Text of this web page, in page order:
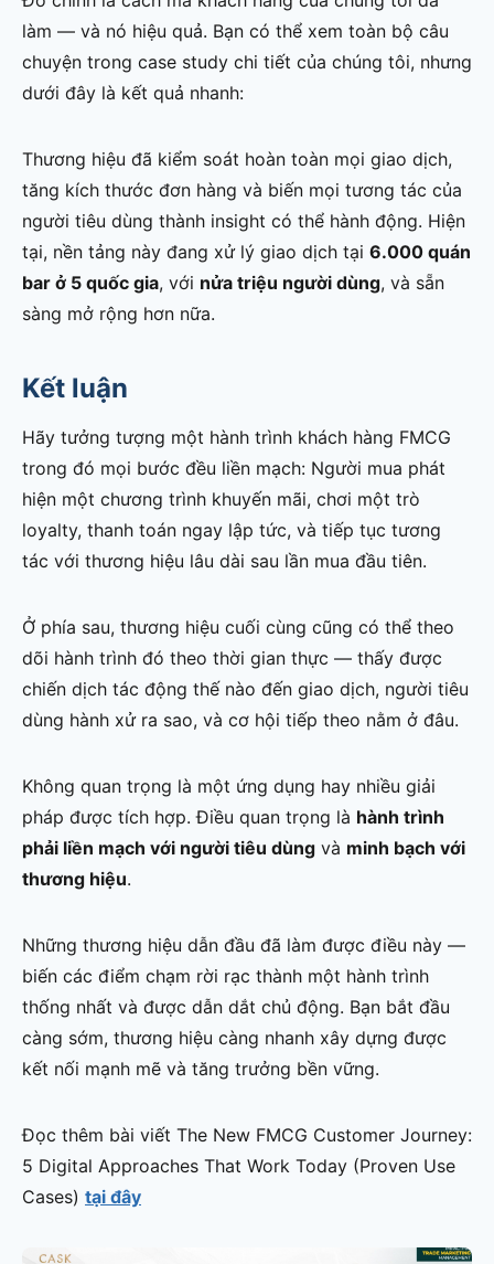
làm — và nó hiệu quả. Bạn có thể xem toàn bộ câu
chuyện trong case study chi tiết của chúng tôi, nhưng
dưới đây là kết quả nhanh:
Thương hiệu đã kiểm soát hoàn toàn mọi giao dịch,
tăng kích thước đơn hàng và biến mọi tương tác của
người tiêu dùng thành insight có thể hành động. Hiện
tại, nền tảng này đang xử lý giao dịch tại 6.000 quán
bar ở 5 quốc gia, với nửa triệu người dùng, và sẵn
sàng mở rộng hơn nữa.
Kết luận
Hãy tưởng tượng một hành trình khách hàng FMCG
trong đó mọi bước đều liền mạch: Người mua phát
hiện một chương trình khuyến mãi, chơi một trò
loyalty, thanh toán ngay lập tức, và tiếp tục tương
tác với thương hiệu lâu dài sau lần mua đầu tiên.
Ở phía sau, thương hiệu cuối cùng cũng có thể theo
dõi hành trình đó theo thời gian thực — thấy được
chiến dịch tác động thế nào đến giao dịch, người tiêu
dùng hành xử ra sao, và cơ hội tiếp theo nằm ở đâu.
Không quan trọng là một ứng dụng hay nhiều giải
pháp được tích hợp. Điều quan trọng là hành trình
phải liền mạch với người tiêu dùng và minh bạch với
thương hiệu.
Những thương hiệu dẫn đầu đã làm được điều này —
biến các điểm chạm rời rạc thành một hành trình
thống nhất và được dẫn dắt chủ động. Bạn bắt đầu
càng sớm, thương hiệu càng nhanh xây dựng được
kết nối mạnh mẽ và tăng trưởng bền vững.
Đọc thêm bài viết The New FMCG Customer Journey:
5 Digital Approaches That Work Today (Proven Use
Cases) tại đây